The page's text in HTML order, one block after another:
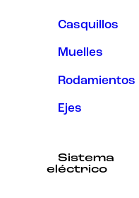
Casquillos
Muelles
Rodamientos
Ejes
Sistema
eléctrico